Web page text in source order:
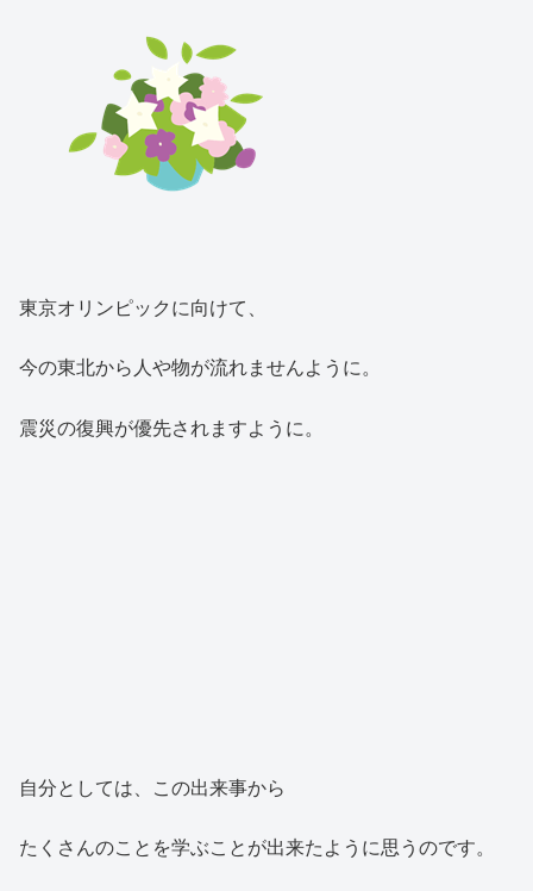
東京オリンピックに向けて、
今の東北から人や物が流れませんように。
震災の復興が優先されますように。
自分としては、この出来事から
たくさんのことを学ぶことが出来たように思うのです。